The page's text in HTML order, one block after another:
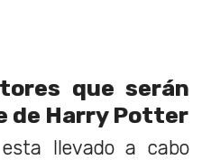
que serán
de Harry Potter
llevado a cabo